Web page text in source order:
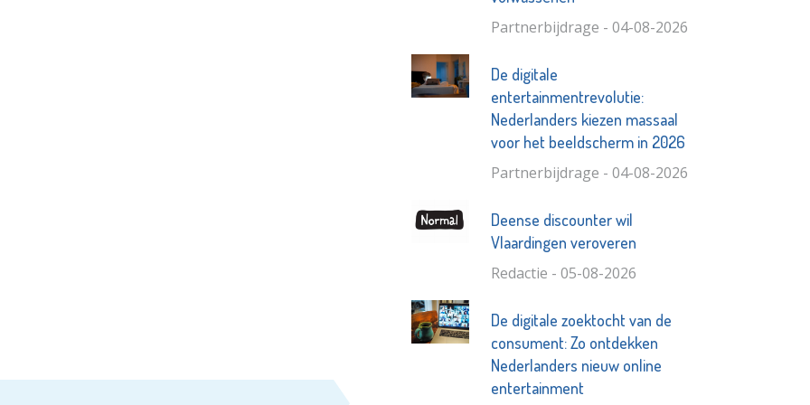
Partnerbijdrage - 04-08-2026
De digitale
entertainmentrevolutie:
Nederlanders kiezen massaal
voor het beeldscherm in 2026
Partnerbijdrage - 04-08-2026
Deense discounter wil
Vlaardingen veroveren
Redactie - 05-08-2026
De digitale zoektocht van de
consument: Zo ontdekken
Nederlanders nieuw online
entertainment